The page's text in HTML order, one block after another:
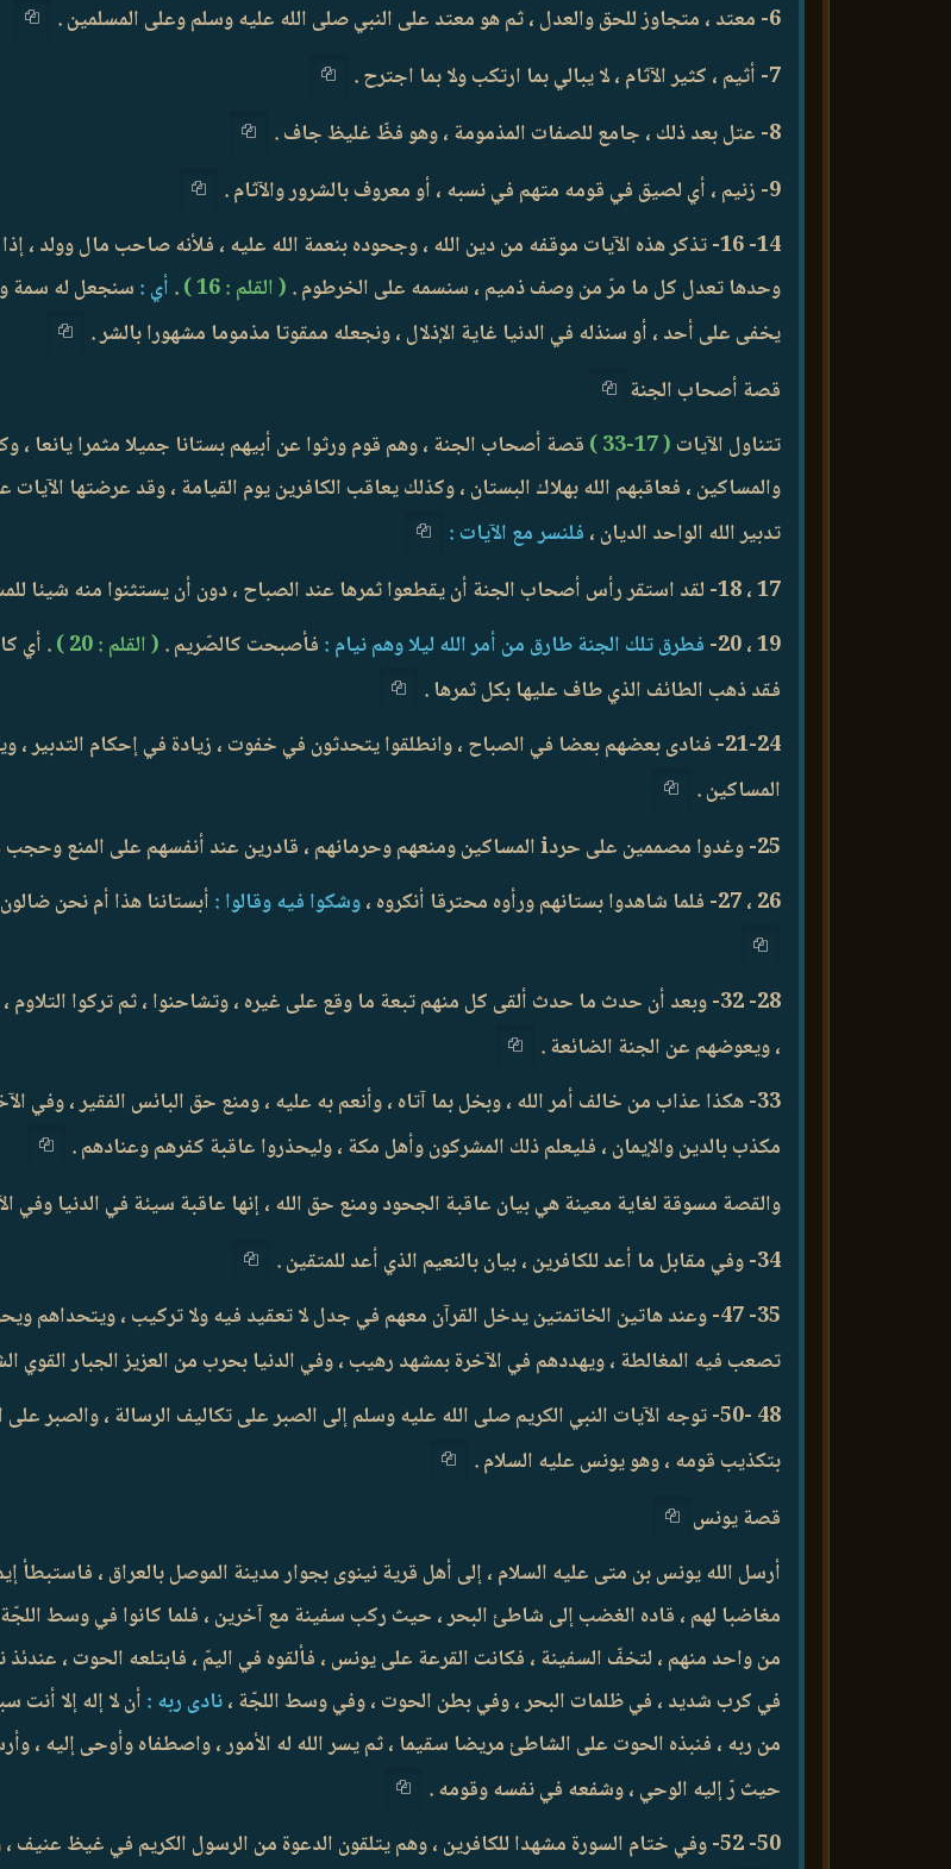
6- معتد ، متجاوز للحق والعدل ، ثم هو معتد على النبي صلى الله عليه وسلم وعلى المسلمين .
7- أثيم ، كثير الآثام ، لا يبالي بما ارتكب ولا بما اجترح .
8- عتل بعد ذلك ، جامع للصفات المذمومة ، وهو فظّ غليظ جاف .
9- زنيم ، أي لصيق في قومه متهم في نسبه ، أو معروف بالشرور والآثام .
14- 16- تذكر هذه الآيات موقفه من دين الله ، وجحوده بنعمة الله عليه ، فلأنه صاحب مال وولد ،
وحدها تعدل كل ما مرّ من وصف ذميم ، سنسمه على الخرطوم . ( القلم : 16 ) . أي : سنجعل له سمة
يخفى على أحد ، أو سنذله في الدنيا غاية الإذلال ، ونجعله ممقوتا مذموما مشهورا بالشر .
قصة أصحاب الجنة
تتناول الآيات ( 17-33 )
قصة أصحاب الجنة ، وهم قوم ورثوا عن أبيهم بستانا جميلا مثمرا يانعا ،
والمساكين ، فعاقبهم الله بهلاك البستان ، وكذلك يعاقب الكافرين يوم القيامة ، وقد عرضتها
تدبير الله الواحد الديان ، فلنسر مع الآيات :
17 ، 18- لقد استقر رأس أصحاب الجنة أن يقطعوا ثمرها عند الصباح ، دون أن يستثنوا منه شيئا للمساكين ، وأقسموا على هذا ، وعقدوا النية عليه .
19 ، 20-
فطرق تلك الجنة طارق من أمر الله ليلا وهم نيام : فأصبحت كالصّريم . ( القلم : 20 )
. أي
فقد ذهب الطائف الذي طاف عليها بكل ثمرها .
21-24- فنادى بعضهم بعضا في الصباح ، وانطلقوا يتحدثون في خفوت ، زيادة في إحكام التدبير
المساكين .
25- وغدوا مصممين على حردi المساكين ومنعهم وحرمانهم ، قادرين عند أنفسهم على المنع وحجب منفعتها على المساكين .
26 ، 27- فلما شاهدوا بستانهم ورأوه محترقا أنكروه ،
وشكوا فيه وقالوا : أبستاننا هذا أم نحن
28- 32- وبعد أن حدث ما حدث ألقى كل منهم تبعة ما وقع على غيره ، وتشاحنوا ، ثم تركوا التلاوم
، ويعوضهم عن الجنة الضائعة .
33- هكذا عذاب من خالف أمر الله ، وبخل بما آتاه ، وأنعم به عليه ، ومنع حق البائس الفقير ، وفي
مكذب بالدين والإيمان ، فليعلم ذلك المشركون وأهل مكة ، وليحذروا عاقبة كفرهم وعنادهم .
والقصة مسوقة لغاية معينة هي بيان عاقبة الجحود ومنع حق الله ، إنها عاقبة سيئة في الدنيا وفي
34- وفي مقابل ما أعد للكافرين ، بيان بالنعيم الذي أعد للمتقين .
35- 47- وعند هاتين الخاتمتين يدخل القرآن معهم في جدل لا تعقيد فيه ولا تركيب ، ويتحداهم
تصعب فيه المغالطة ، ويهددهم في الآخرة بمشهد رهيب ، وفي الدنيا بحرب من العزيز الجبار القوي
48 -50- توجه الآيات النبي الكريم صلى الله عليه وسلم إلى الصبر على تكاليف الرسالة ،
بتكذيب قومه ، وهو يونس عليه السلام .
قصة يونس
أرسل الله يونس بن متى عليه السلام ، إلى أهل قرية نينوى بجوار مدينة الموصل بالعراق ،
مغاضبا لهم ، قاده الغضب إلى شاطئ البحر ، حيث ركب سفينة مع آخرين ، فلما كانوا في وسط
من واحد منهم ، لتخفّ السفينة ، فكانت القرعة على يونس ، فألقوه في اليمّ ، فابتلعه الحوت ،
في كرب شديد ، في ظلمات البحر ، وفي بطن الحوت ، وفي وسط اللجّة ،نادى ربه : أن لا إله إلا
من ربه ، فنبذه الحوت على الشاطئ مريضا سقيما ، ثم يسر الله له الأمور ، واصطفاه وأوحى إليه ،
حيث رّ إليه الوحي ، وشفعه في نفسه وقومه .
50- 52- وفي ختام السورة مشهدا للكافرين ، وهم يتلقون الدعوة من الرسول الكريم في غيظ